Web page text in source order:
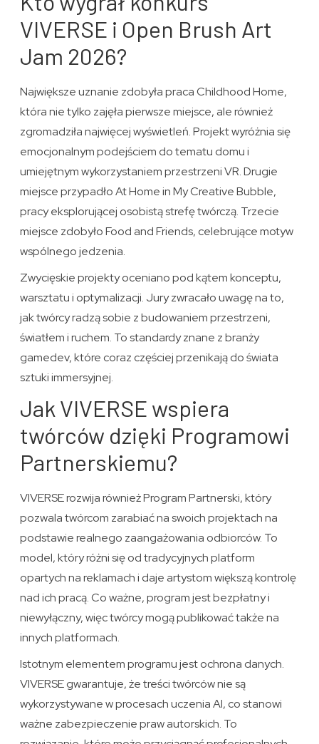
VIVERSE i Open Brush Art
Jam 2026?
Największe uznanie zdobyła praca Childhood Home,
która nie tylko zajęła pierwsze miejsce, ale również
zgromadziła najwięcej wyświetleń. Projekt wyróżnia się
emocjonalnym podejściem do tematu domu i
umiejętnym wykorzystaniem przestrzeni VR. Drugie
miejsce przypadło At Home in My Creative Bubble,
pracy eksplorującej osobistą strefę twórczą. Trzecie
miejsce zdobyło Food and Friends, celebrujące motyw
wspólnego jedzenia.
Zwycięskie projekty oceniano pod kątem konceptu,
warsztatu i optymalizacji. Jury zwracało uwagę na to,
jak twórcy radzą sobie z budowaniem przestrzeni,
światłem i ruchem. To standardy znane z branży
gamedev, które coraz częściej przenikają do świata
sztuki immersyjnej.
Jak VIVERSE wspiera
twórców dzięki Programowi
Partnerskiemu?
VIVERSE rozwija również Program Partnerski, który
pozwala twórcom zarabiać na swoich projektach na
podstawie realnego zaangażowania odbiorców. To
model, który różni się od tradycyjnych platform
opartych na reklamach i daje artystom większą kontrolę
nad ich pracą. Co ważne, program jest bezpłatny i
niewyłączny, więc twórcy mogą publikować także na
innych platformach.
Istotnym elementem programu jest ochrona danych.
VIVERSE gwarantuje, że treści twórców nie są
wykorzystywane w procesach uczenia AI, co stanowi
ważne zabezpieczenie praw autorskich. To